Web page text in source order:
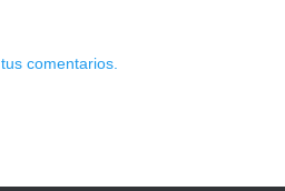
comentarios.